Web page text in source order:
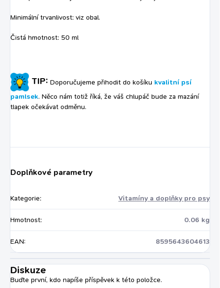
Minimální trvanlivost: viz obal.
Čistá hmotnost: 50 ml
TIP: Doporučujeme přihodit do košíku kvalitní psí
pamlsek. Něco nám totiž říká, že váš chlupáč bude za mazání
tlapek očekávat odměnu.
Doplňkové parametry
Kategorie: Vitamíny a doplňky pro psy
Hmotnost: 0.06 kg
EAN: 8595643604613
Diskuze
Buďte první, kdo napíše příspěvek k této položce.